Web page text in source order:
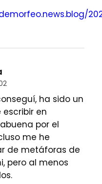
ha sido un
en
por el
me he
de metáforas de
pero al menos